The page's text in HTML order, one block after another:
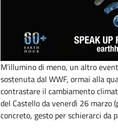
M’illumino di meno, un altro
sostenuta dal WWF, ormai alla
contrastare il cambiamento
del Castello da venerdì 26 marzo
concreto, gesto per schierarci da